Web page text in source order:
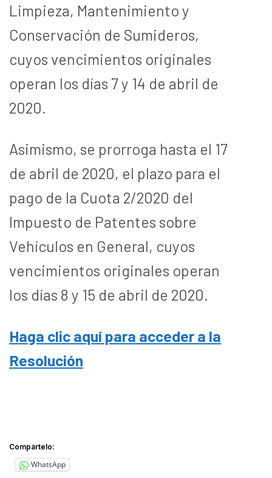
Limpieza, Mantenimiento y
Conservación de Sumideros,
cuyos vencimientos originales
operan los días 7 y 14 de abril de
2020.
Asimismo, se prorroga hasta el 17
de abril de 2020, el plazo para el
pago de la Cuota 2/2020 del
Impuesto de Patentes sobre
Vehículos en General, cuyos
vencimientos originales operan
los días 8 y 15 de abril de 2020.
Haga clic aquí para acceder a la
Resolución
Compártelo:
WhatsApp